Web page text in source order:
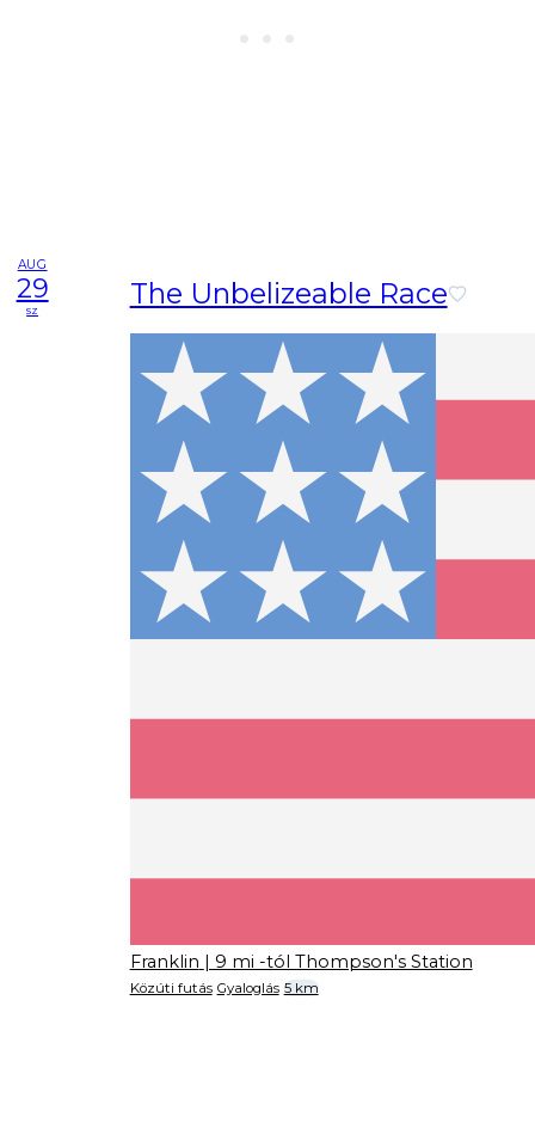
AUG
29
sz The Unbelizeable Race
Franklin | 9 mi -tól Thompson's Station
Közúti futás Gyaloglás 5 km